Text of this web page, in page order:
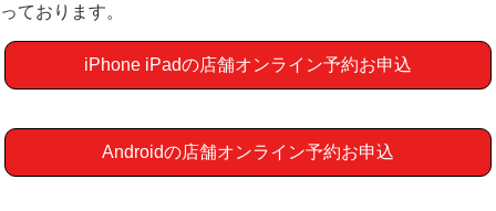
っております。
iPhone iPadの店舗オンライン予約お申込
Androidの店舗オンライン予約お申込